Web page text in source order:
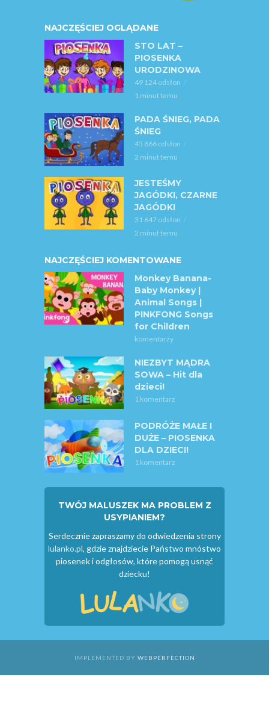
NAJCZĘŚCIEJ OGLĄDANE
STO LAT –
PIOSENKA
URODZINOWA
49 124 odsłon
1 minut temu
PADA ŚNIEG, PADA
ŚNIEG
45 866 odsłon
2 minut temu
JESTEŚMY
JAGÓDKI, CZARNE
JAGÓDKI
31 647 odsłon
2 minut temu
NAJCZĘŚCIEJ KOMENTOWANE
Monkey Banana-
Baby Monkey |
Animal Songs |
PINKFONG Songs
for Children
komentarzy
NIEZBYT MĄDRA
SOWA – Hit dla
dzieci!
1 komentarz
PODRÓŻE MAŁE I
DUŻE – PIOSENKA
DLA DZIECI!
1 komentarz
TWÓJ MALUSZEK MA PROBLEM Z
USYPIANIEM?
Serdecznie zapraszamy do odwiedzenia strony
lulanko.pl, gdzie znajdziecie Państwo mnóstwo
piosenek i odgłosów, które pomogą usnąć
dziecku!
IMPLEMENTED BY WEBPERFECTION